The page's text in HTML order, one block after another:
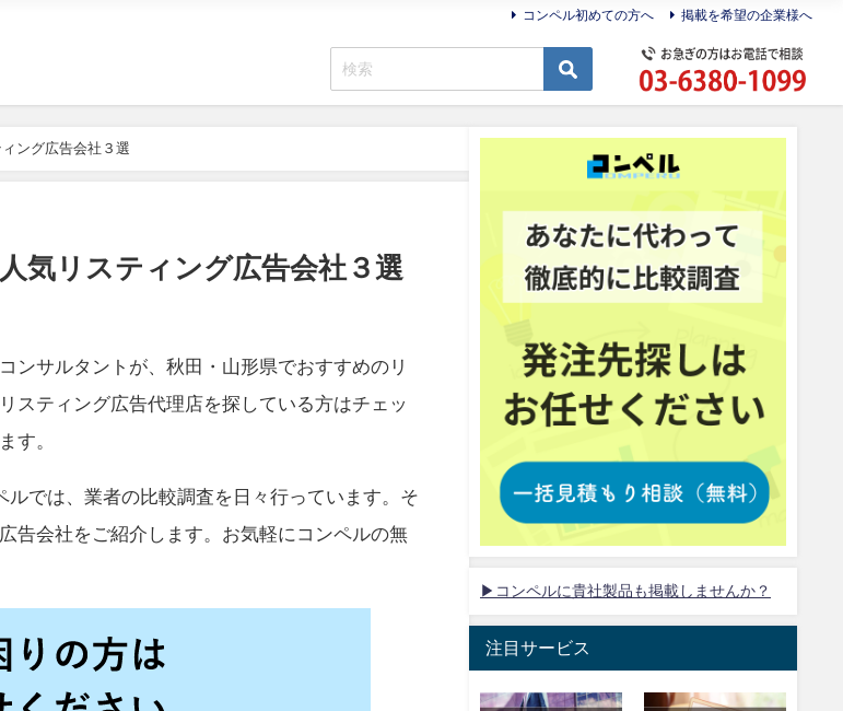
コンペル初めての方へ 掲載を希望の企業様へ
ング広告会社３選
気リスティング広告会社３選
ンサルタントが、秋田・山形県でおすすめのリ
スティング広告代理店を探している方はチェッ
す。
では、業者の比較調査を日々行っています。そ
告会社をご紹介します。お気軽にコンペルの無
▶コンペルに貴社製品も掲載しませんか？
注目サービス